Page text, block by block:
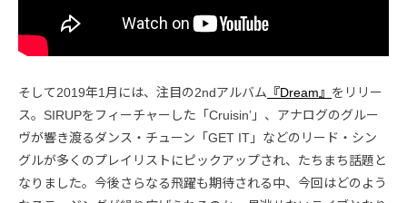
そして2019年1月には、注目の2ndアルバム 『Dream』 をリリー
ス。SIRUPをフィーチャーした「Cruisin’」、アナログのグルー
ヴが響き渡るダンス・チューン「GET IT」などのリード・シン
グルが多くのプレイリストにピックアップされ、たちまち話題と
なりました。今後さらなる飛躍も期待される中、今回はどのよう